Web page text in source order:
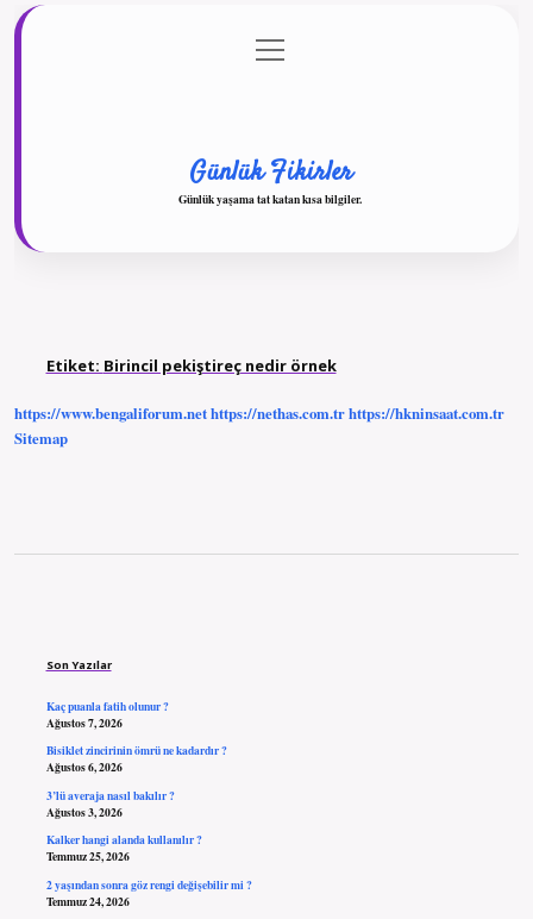
Gizlilik Politikası
menüyü
aç
Günlük Fikirler
Günlük yaşama tat katan kısa bilgiler.
Etiket: Birincil pekiştireç nedir örnek
https://www.bengaliforum.nethttps://nethas.com.trhttps://hkninsaat.com.tr
Sitemap
Son Yazılar
Kaç puanla fatih olunur ?
Ağustos 7, 2026
Bisiklet zincirinin ömrü ne kadardır ?
Ağustos 6, 2026
3’lü averaja nasıl bakılır ?
Ağustos 3, 2026
Kalker hangi alanda kullanılır ?
Temmuz 25, 2026
2 yaşından sonra göz rengi değişebilir mi ?
Temmuz 24, 2026